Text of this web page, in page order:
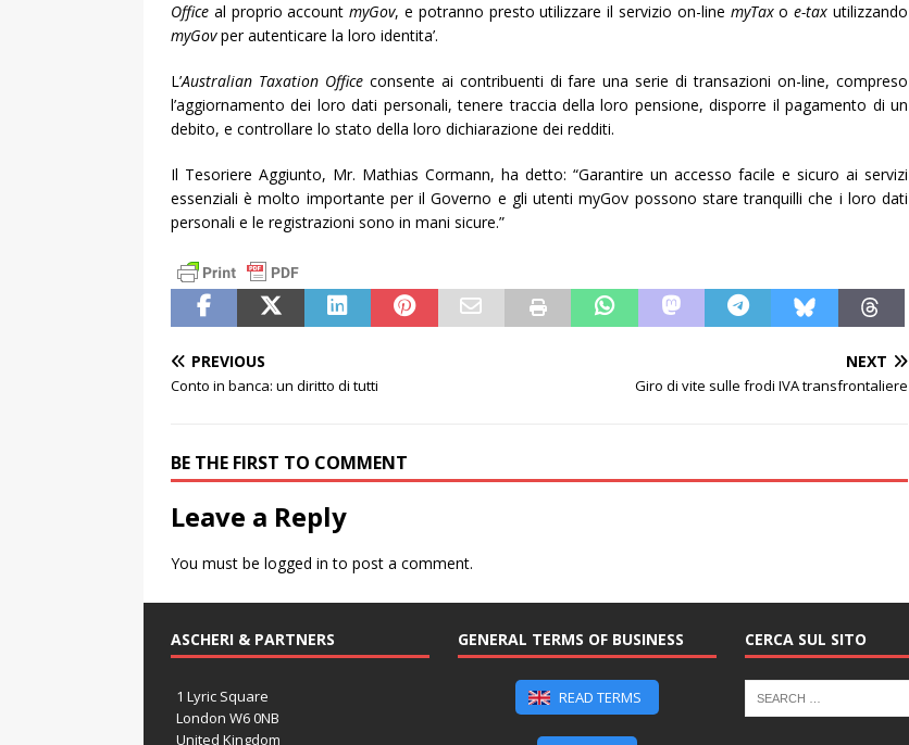
Office al proprio accountmyGov, e potranno presto utilizzare il servizio on-line myTaxoe-tax utilizzando
myGovper autenticare la loro identita’.
L’Australian Taxation Officeconsente ai contribuenti di fare una serie di transazioni on-line, compreso
l’aggiornamento dei loro dati personali, tenere traccia della loro pensione, disporre il pagamento di un
debito, e controllare lo stato della loro dichiarazione dei redditi.
Il Tesoriere Aggiunto, Mr. Mathias Cormann, ha detto: “Garantire un accesso facile e sicuro ai servizi
essenziali è molto importante per il Governo e gli utenti myGov possono stare tranquilli che i loro dati
personali e le registrazioni sono in mani sicure.”
PREVIOUS
Conto in banca: un diritto di tutti
NEXT
Giro di vite sulle frodi IVA transfrontaliere
BE THE FIRST TO COMMENT
Leave a Reply
You must be logged in to post a comment.
ASCHERI & PARTNERS
1 Lyric Square
London W6 0NB
United Kingdom
GENERAL TERMS OF BUSINESS
READ TERMS
CERCA SUL SITO